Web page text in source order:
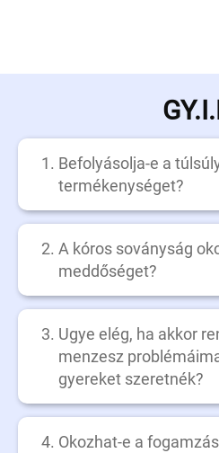
Befolyásolja-e a
termékenységet?
A kóros soványság
meddőséget?
Ugye elég, ha akkor
menzesz
gyereket szeretnék?
Okozhat-e a